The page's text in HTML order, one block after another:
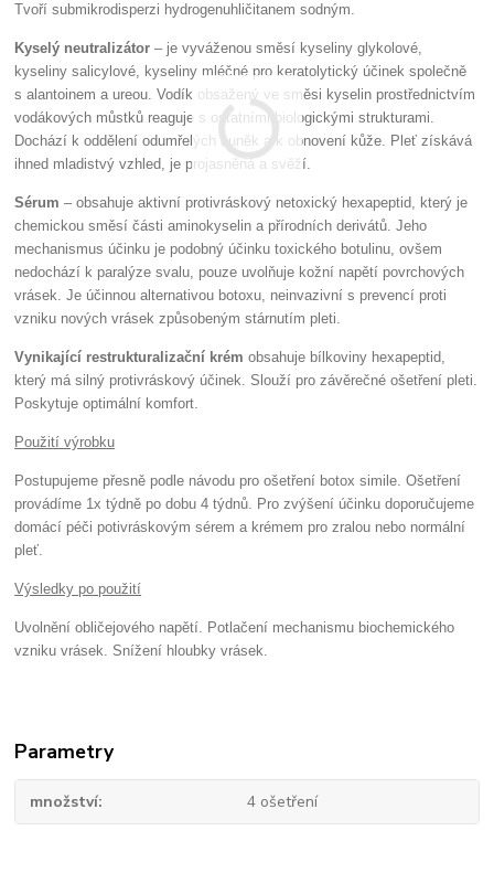
Tvoří submikrodisperzi hydrogenuhličitanem sodným.
Kyselý neutralizátor – je vyváženou směsí kyseliny glykolové,
kyseliny salicylové, kyseliny mléčné pro keratolytický účinek společně
s alantoinem a ureou. Vodík obsažený ve směsi kyselin prostřednictvím
vodákových můstků reaguje s ostatními biologickými strukturami.
Dochází k oddělení odumřelých buněk a k obnovení kůže. Pleť získává
ihned mladistvý vzhled, je projasněná a svěží.
Sérum – obsahuje aktivní protivráskový netoxický hexapeptid, který je
chemickou směsí části aminokyselin a přírodních derivátů. Jeho
mechanismus účinku je podobný účinku toxického botulinu, ovšem
nedochází k paralýze svalu, pouze uvolňuje kožní napětí povrchových
vrásek. Je účinnou alternativou botoxu, neinvazivní s prevencí proti
vzniku nových vrásek způsobeným stárnutím pleti.
Vynikající restrukturalizační krémobsahuje bílkoviny hexapeptid,
který má silný protivráskový účinek. Slouží pro závěrečné ošetření pleti.
Poskytuje optimální komfort.
Použití výrobku
Postupujeme přesně podle návodu pro ošetření botox simile. Ošetření
provádíme 1x týdně po dobu 4 týdnů. Pro zvýšení účinku doporučujeme
domácí péči potivráskovým sérem a krémem pro zralou nebo normální
pleť.
Výsledky po použití
Uvolnění obličejového napětí. Potlačení mechanismu biochemického
vzniku vrásek. Snížení hloubky vrásek.
Parametry
množství 4 ošetření